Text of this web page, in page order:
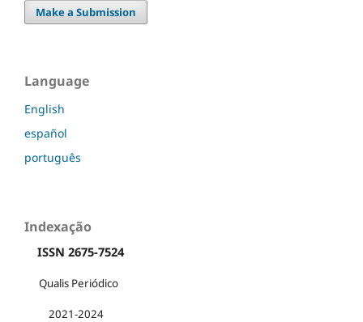
Make a Submission
Language
English
español
português
Indexação
ISSN 2675-7524
Qualis Periódico
2021-2024